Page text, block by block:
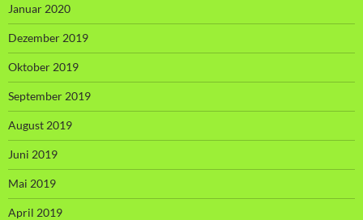
Januar 2020
Dezember 2019
Oktober 2019
September 2019
August 2019
Juni 2019
Mai 2019
April 2019